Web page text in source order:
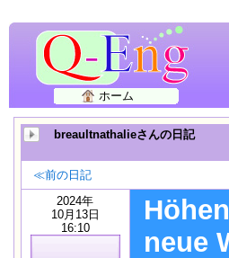
ホーム
breaultnathalieさんの日記
≪前の日記
2024年
10月13日
16:10
neue